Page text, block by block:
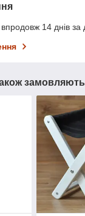
14 днів за
замовляють